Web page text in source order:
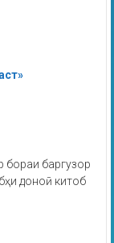
бораи баргузор
доноӣ китоб